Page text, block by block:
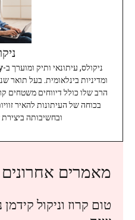
ומדיניות בינלאומית. בעל תואר
הרב שלו כולל דיווחים משטחים
בכוחה של העיתונות להאיר
ובחשיבותה ביצירת
מאמרים אחרונים